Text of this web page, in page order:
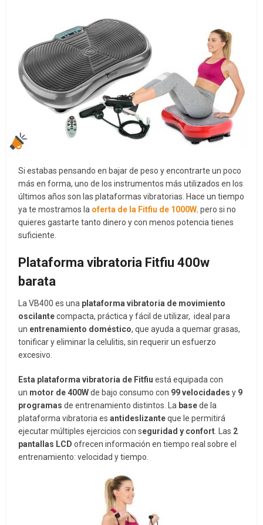
Si estabas pensando en bajar de peso y encontrarte un poco
más en forma, uno de los instrumentos más utilizados en los
últimos años son las plataformas vibratorias. Hace un tiempo
ya te mostramos la oferta de la Fitfiu de 1000W,pero si no
quieres gastarte tanto dinero y con menos potencia tienes
suficiente.
Plataforma vibratoria Fitfiu 400w
barata
La VB400 es una plataforma vibratoria de movimiento
oscilantecompacta, práctica y fácil de utilizar, ideal para
un entrenamiento doméstico, que ayuda a quemar grasas,
tonificar y eliminar la celulitis, sin requerir un esfuerzo
excesivo.
Esta plataforma vibratoria de Fitfiu está equipada con
un motor de 400Wde bajo consumo con 99 velocidades y 9
programas de entrenamiento distintos. La basede la
plataforma vibratoria esantideslizanteque le permitirá
ejecutar múltiples ejercicios con seguridad y confort . Las 2
pantallas LCD ofrecen información en tiempo real sobre el
entrenamiento: velocidad y tiempo.